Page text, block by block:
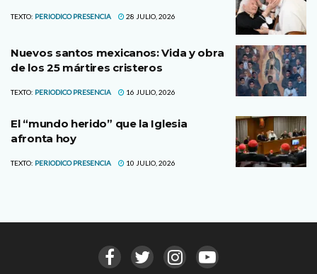
TEXTO: PERIODICO PRESENCIA 28 JULIO, 2026
Nuevos santos mexicanos: Vida y obra
de los 25 mártires cristeros
TEXTO: PERIODICO PRESENCIA 16 JULIO, 2026
El “mundo herido” que la Iglesia
afronta hoy
TEXTO: PERIODICO PRESENCIA 10 JULIO, 2026